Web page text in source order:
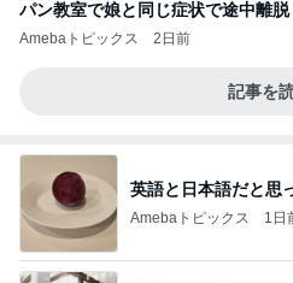
パン教室で娘と同じ症状で途中離脱
Amebaトピックス 2日前
記事を
英語と日本語だと思
Amebaトピックス 1日